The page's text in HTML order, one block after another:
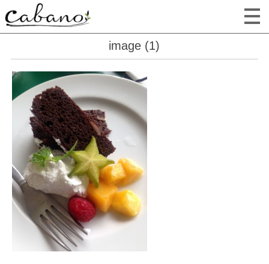
image (1)